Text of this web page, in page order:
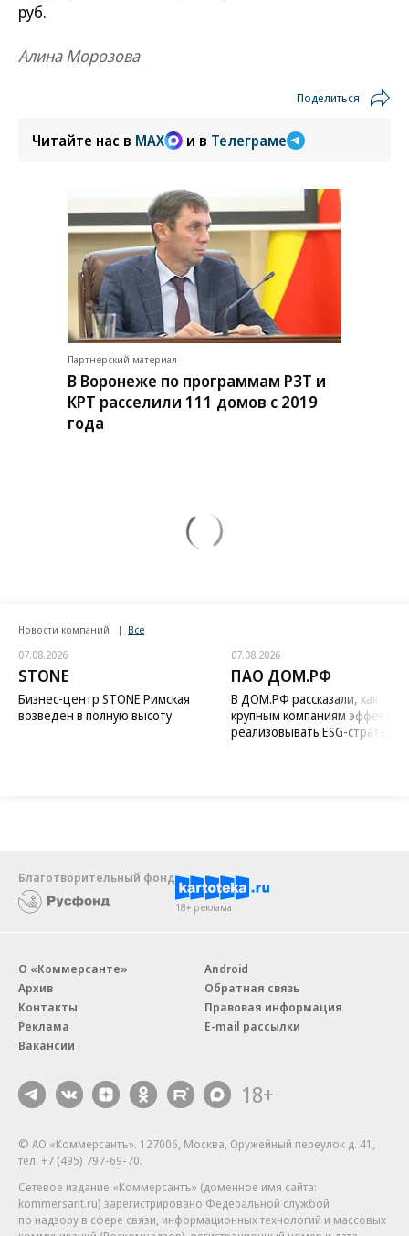
руб.
Алина Морозова
Поделиться
Читайте нас в MAX и в Телеграме
Партнерский материал
В Воронеже по программам РЗТ и
КРТ расселили 111 домов с 2019
года
Новости компаний Все
07.08.2026
STONE
Бизнес-центр STONE Римская
возведен в полную высоту
07.08.2026
ПАО ДОМ.РФ
В ДОМ.РФ рассказали, как
крупным компаниям
реализовывать ESG-стратегию
Благотворительный фонд
18+ реклама
О «Коммерсанте»
Архив
Контакты
Реклама
Вакансии
Android
Обратная связь
Правовая информация
E-mail рассылки
18+
© АО «Коммерсантъ». 127006, Москва, Оружейный переулок д. 41,
тел. +7 (495) 797-69-70.
Сетевое издание «Коммерсантъ» (доменное имя сайта:
kommersant.ru) зарегистрировано Федеральной службой
по надзору в сфере связи, информационных технологий и массовых